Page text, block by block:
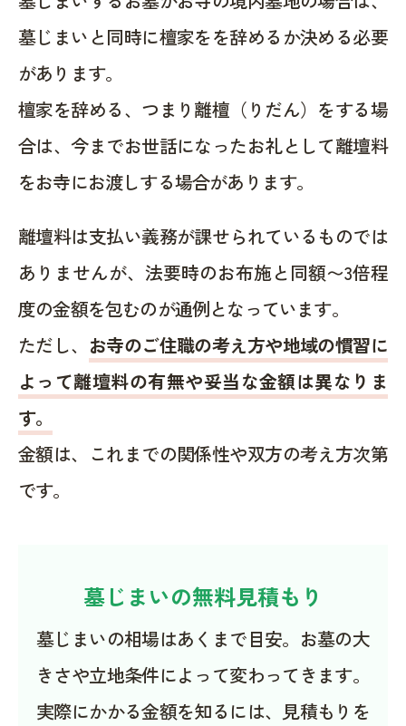
墓じまいと同時に檀家をを辞めるか決める必要
があります。
檀家を辞める、つまり離檀（りだん）をする場
合は、今までお世話になったお礼として離壇料
をお寺にお渡しする場合があります。
離壇料は支払い義務が課せられているものでは
ありませんが、法要時のお布施と同額〜3倍程
度の金額を包むのが通例となっています。
ただし、 お寺のご住職の考え方や地域の慣習に
よって離壇料の有無や妥当な金額は異なりま
す。
金額は、これまでの関係性や双方の考え方次第
です。
墓じまいの無料見積もり
墓じまいの相場はあくまで目安。お墓の大
きさや立地条件によって変わってきます。
実際にかかる金額を知るには、見積もりを